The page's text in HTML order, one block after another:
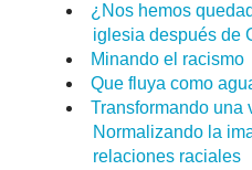
¿Nos hemos
iglesia después de
Minando el racismo
Que fluya como
Transformando una
Normalizando la
relaciones raciales